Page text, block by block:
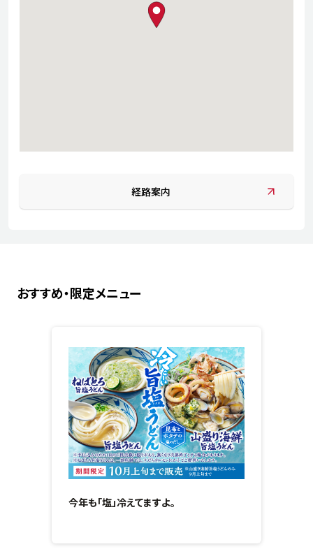
map pin
経路案内
おすすめ・限定メニュー
今年も「塩」冷えてますよ。